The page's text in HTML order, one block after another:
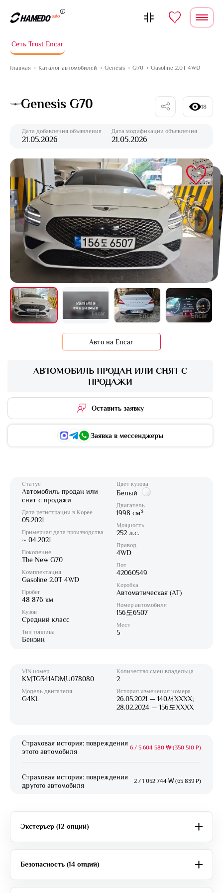
Сеть Trust Encar
Главная Каталог автомобилей Genesis G70 Gasoline 2.0T 4WD
Genesis G70 18
Дата добавления объявления
21.05.2026
Дата модификации объявления
21.05.2026
АВТОМОБИЛЬ ПРОДАН ИЛИ СНЯТ С
ПРОДАЖИ
Оставить заявку
Заявка в мессенджеры
Статус
Автомобиль продан или
снят с продажи
Дата регистрации в Корее
05.2021
Примерная дата производства
~ 04.2021
Поколение
The New G70
Комплектация
Gasoline 2.0T 4WD
Пробег
48 876 км
Кузов
Средний класс
Тип топлива
Бензин
Цвет кузова
Белый
Двигатель
1998 см3
Мощность
252 л.с.
Привод
4WD
Лот
42060549
Коробка
Автоматическая (AT)
Номер автомобиля
156도6507
Мест
5
VIN номер
KMTG341ADMU078080
Модель двигателя
G4KL
Количество смен владельца
2
История изменения номера
26.05.2021 — 140서XXXX;
28.02.2024 — 156도XXXX
Страховая история: повреждения
этого автомобиля
6 / 5 604 580 ₩ (350 510 ₽)
Страховая история: повреждения
другого автомобиля
2 / 1 052 744 ₩ (65 839 ₽)
Авто на Encar
Экстерьер (12 опций)
Безопасность (14 опций)